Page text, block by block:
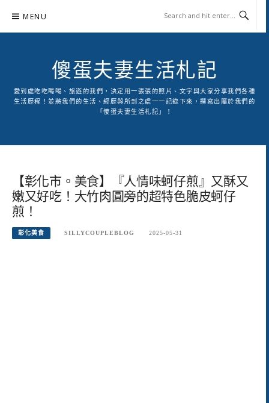
content
MENU
傻蛋夫妻生活札記
愛到處吃吃喝喝、旅遊的我們，決定用一張張的照片、文字與大家分享我們各種
生活歷程！並將我們的生活、經歷與所到之處一一記錄下來，撰寫出屬於我們的
「傻蛋夫妻生活札記」！
【彰化市。美食】『人情味蚵仔煎』又酥又
嫩又好吃！大竹肉圓旁的超特色脆皮蚵仔
煎！
彰化美食 SILLYCOUPLEBLOG 2025-05-31